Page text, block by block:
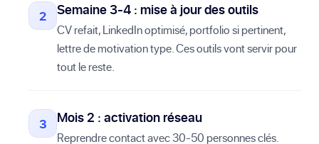
Semaine 3-4 : mise à jour des outils
CV refait, LinkedIn optimisé, portfolio si pertinent,
lettre de motivation type. Ces outils vont servir pour
tout le reste.
Mois 2 : activation réseau
Reprendre contact avec 30-50 personnes clés.